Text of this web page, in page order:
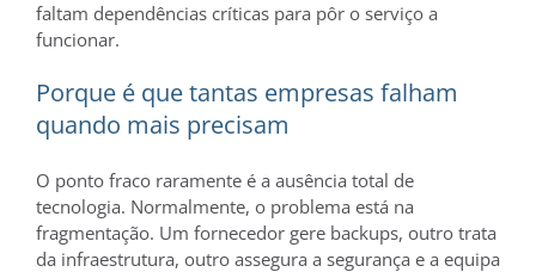
faltam dependências críticas para pôr o serviço a
funcionar.
Porque é que tantas empresas falham
quando mais precisam
O ponto fraco raramente é a ausência total de
tecnologia. Normalmente, o problema está na
fragmentação. Um fornecedor gere backups, outro trata
da infraestrutura, outro assegura a segurança e a equipa